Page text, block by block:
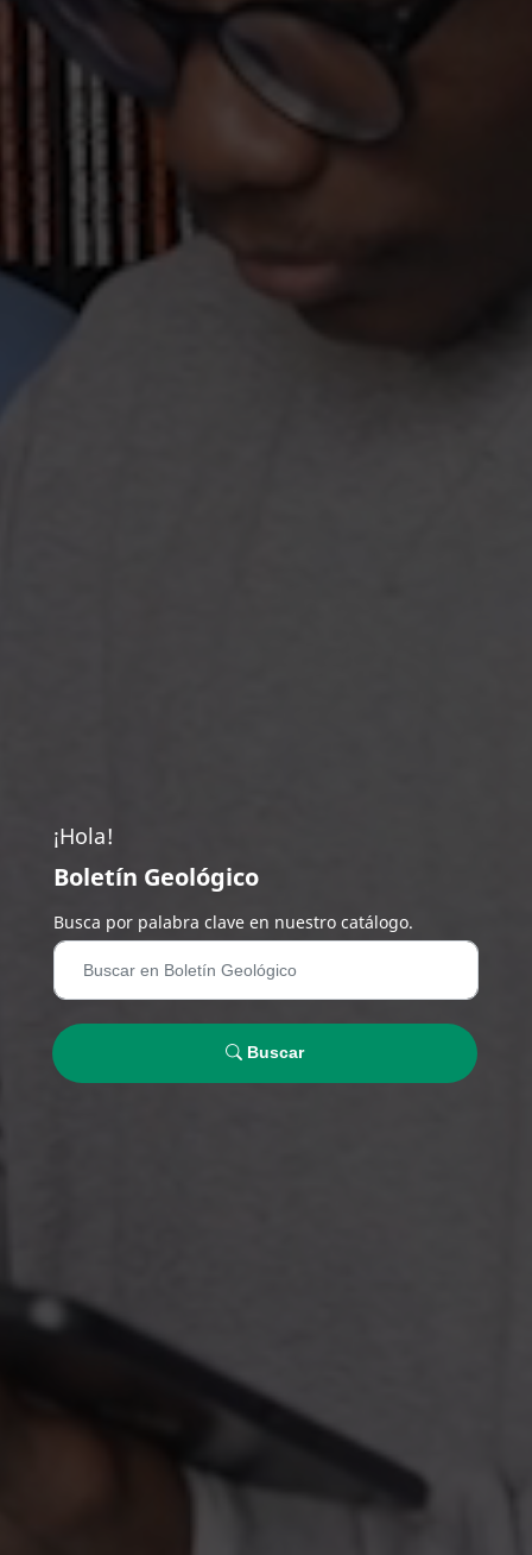
¡Hola!
Boletín Geológico
Busca por palabra clave en nuestro catálogo.
Buscar